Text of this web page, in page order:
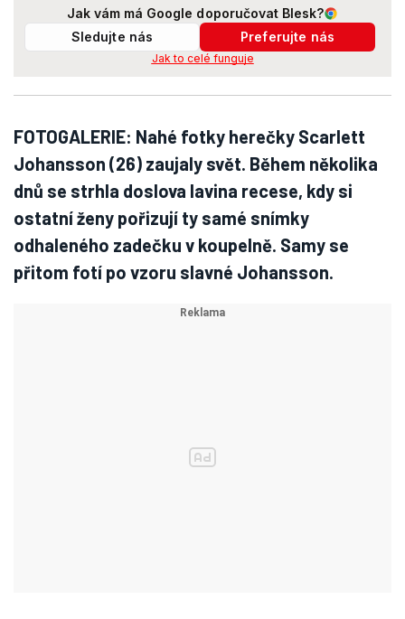
Jak vám má Google doporučovat Blesk?
Sledujte nás
Preferujte nás
Jak to celé funguje
FOTOGALERIE: Nahé fotky herečky Scarlett
Johansson (26) zaujaly svět. Během několika
dnů se strhla doslova lavina recese, kdy si
ostatní ženy pořizují ty samé snímky
odhaleného zadečku v koupelně. Samy se
přitom fotí po vzoru slavné Johansson.